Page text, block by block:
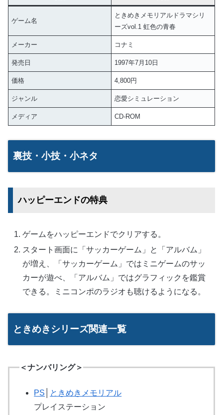
ゲーム名
ときめきメモリアルドラマシリ
ーズvol.1 虹色の青春
メーカー コナミ
発売日 1997年7月10日
価格 4,800円
ジャンル 恋愛シミュレーション
メディア CD-ROM
裏技・小技・小ネタ
ハッピーエンドの特典
ゲームをハッピーエンドでクリアする。
スタート画面に「サッカーゲーム」と「アルバム」
が増え、「サッカーゲーム」ではミニゲームのサッ
カーが遊べ、「アルバム」ではグラフィックを鑑賞
できる。ミニコンポのラジオも聴けるようになる。
ときめきシリーズ関連一覧
＜ナンバリング＞
PS
ときめきメモリアル
プレイステーション